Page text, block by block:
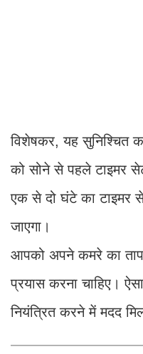
विशेषकर, यह सुनिश्चित
को सोने से पहले टाइमर
एक से दो घंटे का टाइमर
जाएगा।
आपको अपने कमरे का
प्रयास करना चाहिए।
नियंत्रित करने में मदद